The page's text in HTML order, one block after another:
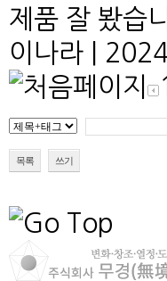
제품 잘 봤습
이나라
1
목록 쓰기